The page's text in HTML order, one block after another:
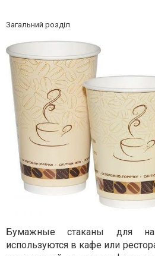
Загальний розділ
Бумажные стаканы для
используются в кафе или